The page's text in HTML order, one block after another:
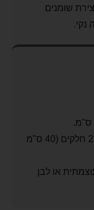
שומנים
נקי.
ארובת נירוסטה 2 חלקים (40 ס"מ
או לבן